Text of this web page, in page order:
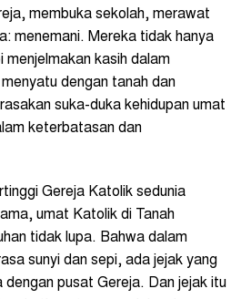
membuka sekolah, merawat
menemani. Mereka tidak hanya
kasih dalam
dengan tanah dan
suka-duka kehidupan umat
keterbatasan dan
Gereja Katolik sedunia
umat Katolik di Tanah
tidak lupa. Bahwa dalam
sunyi dan sepi, ada jejak yang
dengan pusat Gereja. Dan jejak itu